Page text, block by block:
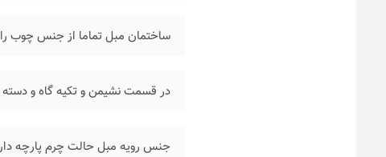
ساختمان مبل تماما از جنس چوب
در قسمت نشیمن و تکیه گاه و دسته
جنس رویه مبل حالت چرم پارچه